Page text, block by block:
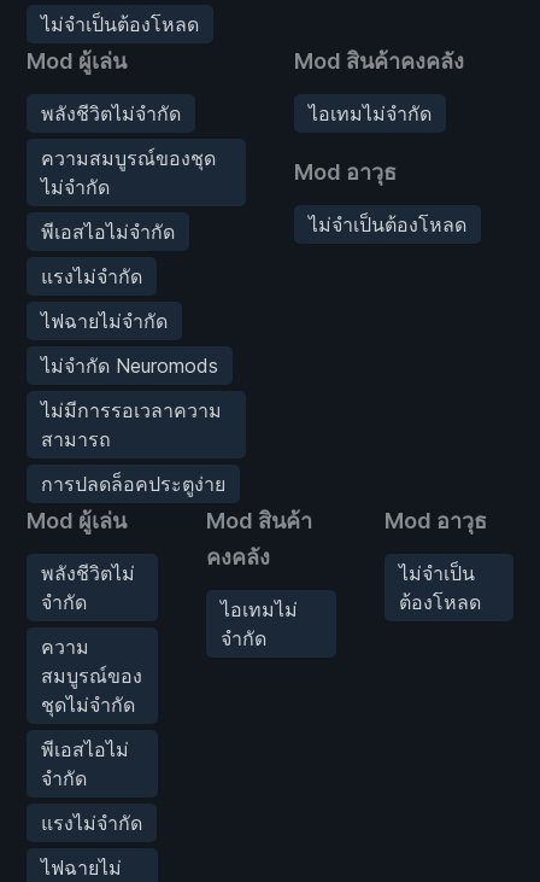
ไม่จำเป็นต้องโหลด
Mod ผู้เล่น
พลังชีวิตไม่จำกัด
ความสมบูรณ์ของชุด
ไม่จำกัด
พีเอสไอไม่จำกัด
แรงไม่จำกัด
ไฟฉายไม่จำกัด
ไม่จำกัด Neuromods
ไม่มีการรอเวลาความ
สามารถ
การปลดล็อคประตูง่าย
Mod สินค้าคงคลัง
ไอเทมไม่จำกัด
Mod อาวุธ
ไม่จำเป็นต้องโหลด
Mod ผู้เล่น
พลังชีวิตไม่
จำกัด
ความ
สมบูรณ์ของ
ชุดไม่จำกัด
พีเอสไอไม่
จำกัด
แรงไม่จำกัด
ไฟฉายไม่
Mod สินค้า
คงคลัง
ไอเทมไม่
จำกัด
Mod อาวุธ
ไม่จำเป็น
ต้องโหลด